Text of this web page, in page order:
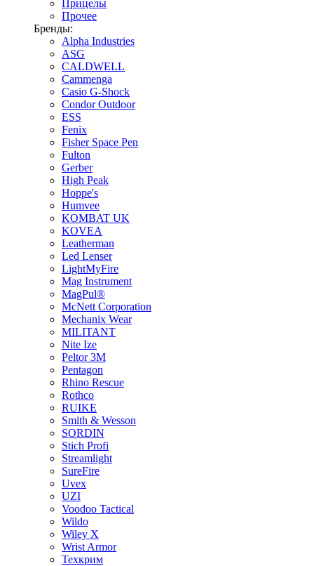
Прицелы
Прочее
Бренды:
Alpha Industries
ASG
CALDWELL
Cammenga
Casio G-Shock
Condor Outdoor
ESS
Fenix
Fisher Space Pen
Fulton
Gerber
High Peak
Hoppe's
Humvee
KOMBAT UK
KOVEA
Leatherman
Led Lenser
LightMyFire
Mag Instrument
MagPul®
McNett Corporation
Mechanix Wear
MILITANT
Nite Ize
Peltor 3M
Pentagon
Rhino Rescue
Rothco
RUIKE
Smith & Wesson
SORDIN
Stich Profi
Streamlight
SureFire
Uvex
UZI
Voodoo Tactical
Wildo
Wiley X
Wrist Armor
Техкрим